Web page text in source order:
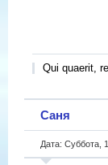
Qui quaerit,
Саня
Дата: Суббота,